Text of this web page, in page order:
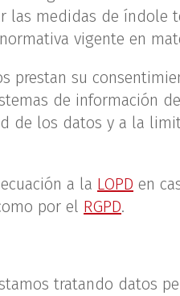
las medidas de índole
vigente en
su
de información
de los datos y a la
a la LOPD en
por el RGPD.
tratando datos